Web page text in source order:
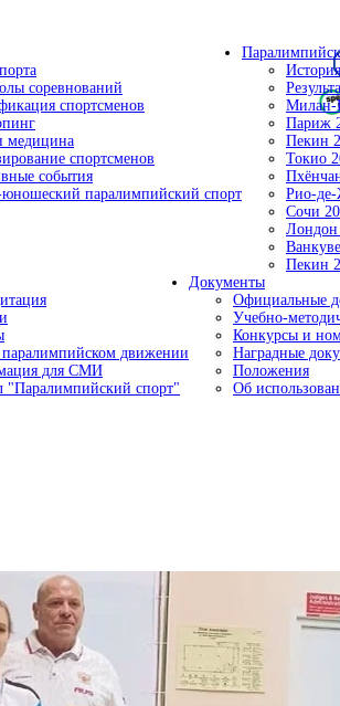
соревнований
спортсменов
медицина
спортсменов
события
юношеский паралимпийский спорт
Милан-
Париж
Пекин
Токио
Рио-
Сочи
Лондон
Пекин
движении
для СМИ
"Паралимпийский спорт"
Документы
Официальные
Учебно-
Конкурсы и
Наградные
Положения
Об